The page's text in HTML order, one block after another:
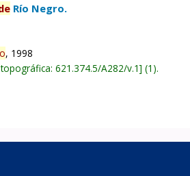
Río Negro.
, 1998
621.374.5/A282/v.1 (1).